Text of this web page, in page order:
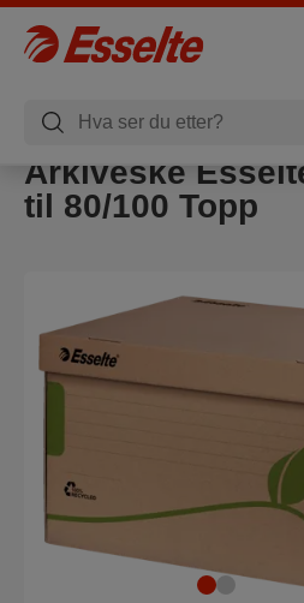
Arkiveske
til 80/100 Topp